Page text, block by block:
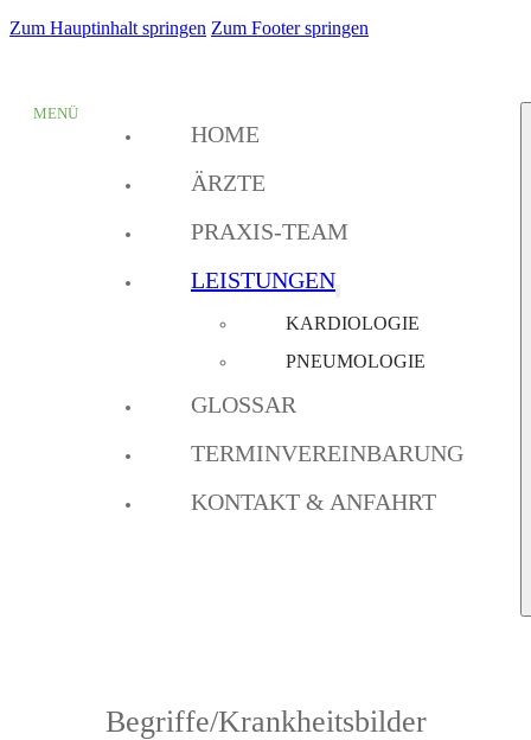
Zum Hauptinhalt springen Zum Footer springen
HOME
ÄRZTE
PRAXIS-TEAM
LEISTUNGEN
KARDIOLOGIE
PNEUMOLOGIE
GLOSSAR
TERMINVEREINBARUNG
KONTAKT & ANFAHRT
Begriffe/Krankheitsbilder